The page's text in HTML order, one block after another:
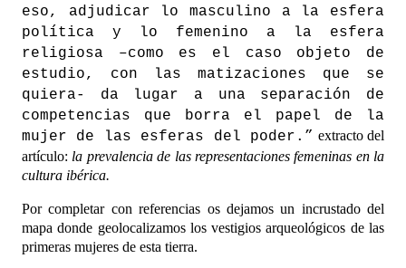
eso, adjudicar lo masculino a la esfera
política y lo femenino a la esfera
religiosa –como es el caso objeto de
estudio, con las matizaciones que se
quiera- da lugar a una separación de
competencias que borra el papel de la
mujer de las esferas del poder.” extracto del
artículo: la prevalencia de las representaciones femeninas en la
cultura ibérica.
Por completar con referencias os dejamos un incrustado del
mapa donde geolocalizamos los vestigios arqueológicos de las
primeras mujeres de esta tierra.